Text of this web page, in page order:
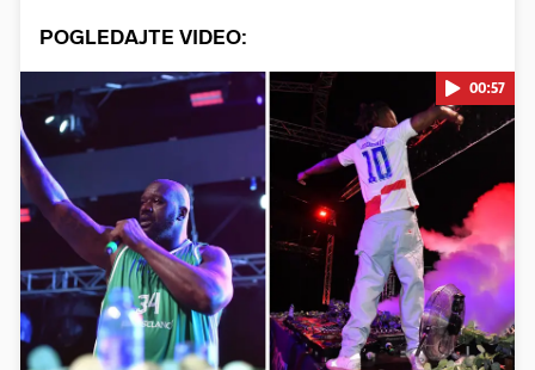
POGLEDAJTE VIDEO:
Pokretanje videa...
00:57